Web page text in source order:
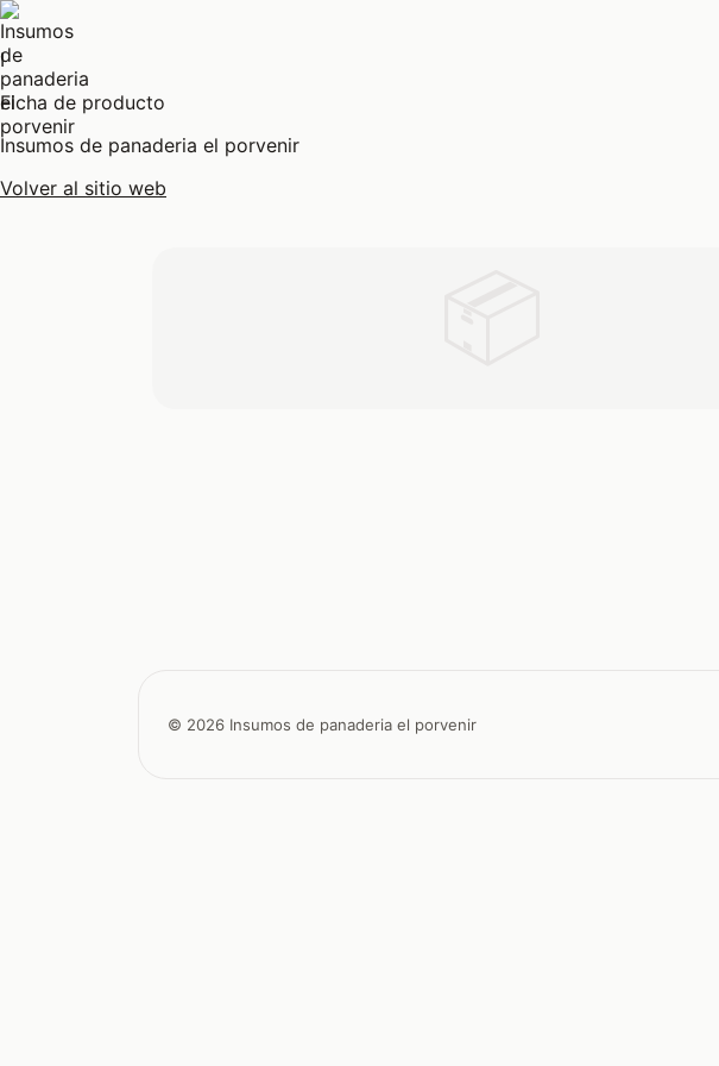
I
Ficha de producto
Insumos de panaderia el porvenir
Volver al sitio web
© 2026 Insumos de panaderia el porvenir